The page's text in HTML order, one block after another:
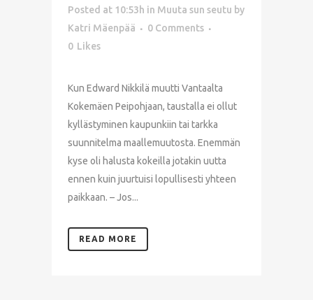
Posted at 10:53h in Muuta sun seutu by
Katri Mäenpää
0 Comments
0 Likes
Kun Edward Nikkilä muutti Vantaalta
Kokemäen Peipohjaan, taustalla ei ollut
kyllästyminen kaupunkiin tai tarkka
suunnitelma maallemuutosta. Enemmän
kyse oli halusta kokeilla jotakin uutta
ennen kuin juurtuisi lopullisesti yhteen
paikkaan. – Jos...
READ MORE